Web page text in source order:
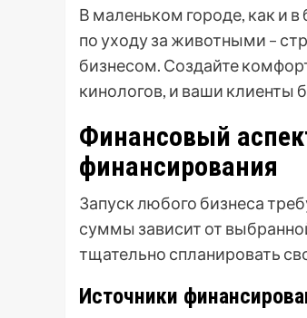
В маленьком городе, как и
по уходу за животными –
бизнесом. Создайте
кинологов, и ваши клиенты
Финансовый
финансирования
Запуск любого бизнеса
суммы зависит от
тщательно спланировать
Источники